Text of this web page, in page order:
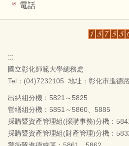
電話
:::
國立彰化師範大學總務處
Tel：(04)7232105 地址：彰化市進德
出納組分機：5821～5825
營繕組分機：5851～5860、5885
採購暨資產管理組(採購事務)分機：
採購暨資產管理組(財產管理)分機：